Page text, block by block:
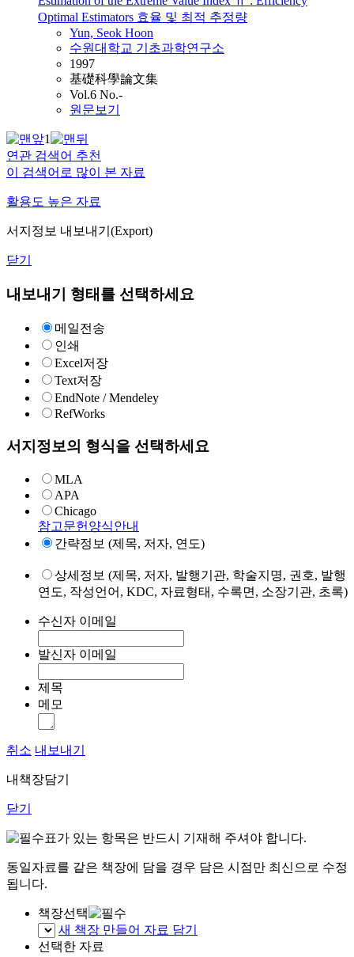
Optimal Estimators 효율 및 최적 추정량
Yun, Seok Hoon
수원대학교 기초과학연구소
1997
基礎科學論文集
Vol.6 No.-
원문보기
1
연관 검색어 추천
이 검색어로 많이 본 자료
활용도 높은 자료
서지정보 내보내기(Export)
닫기
내보내기 형태를 선택하세요
메일전송
인쇄
Excel저장
Text저장
EndNote / Mendeley
RefWorks
서지정보의 형식을 선택하세요
MLA
APA
Chicago
참고문헌양식안내
간략정보 (제목, 저자, 연도)
상세정보 (제목, 저자, 발행기관, 학술지명, 권호, 발행
연도, 작성언어, KDC, 자료형태, 수록면, 소장기관, 초록)
수신자 이메일
발신자 이메일
제목
메모
취소 내보내기
내책장담기
닫기
표가 있는 항목은 반드시 기재해 주셔야 합니다.
동일자료를 같은 책장에 담을 경우 담은 시점만 최신으로 수정
됩니다.
책장선택
새 책장 만들어 자료 담기
선택한 자료